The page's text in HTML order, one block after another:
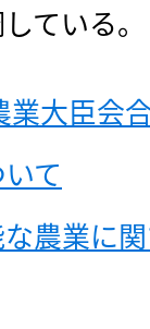
ている。
業大臣会
て
農業に